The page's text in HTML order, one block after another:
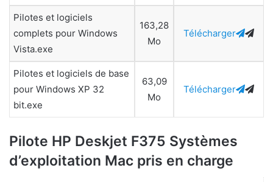
Pilotes et logiciels
complets pour Windows
Vista.exe
163,28
Mo
Télécharger
Pilotes et logiciels de base
pour Windows XP 32
bit.exe
63,09
Mo
Télécharger
Pilote HP Deskjet F375 Systèmes
d’exploitation Mac pris en charge